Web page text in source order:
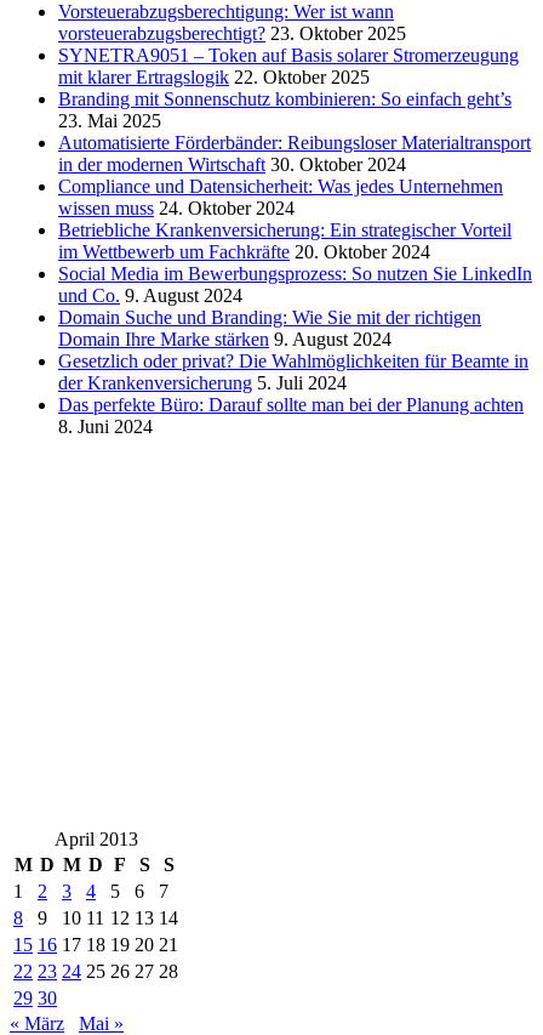
Vorsteuerabzugsberechtigung: Wer ist wann
vorsteuerabzugsberechtigt? 23. Oktober 2025
SYNETRA9051 – Token auf Basis solarer Stromerzeugung
mit klarer Ertragslogik 22. Oktober 2025
Branding mit Sonnenschutz kombinieren: So einfach geht’s
23. Mai 2025
Automatisierte Förderbänder: Reibungsloser Materialtransport
in der modernen Wirtschaft 30. Oktober 2024
Compliance und Datensicherheit: Was jedes Unternehmen
wissen muss 24. Oktober 2024
Betriebliche Krankenversicherung: Ein strategischer Vorteil
im Wettbewerb um Fachkräfte 20. Oktober 2024
Social Media im Bewerbungsprozess: So nutzen Sie LinkedIn
und Co. 9. August 2024
Domain Suche und Branding: Wie Sie mit der richtigen
Domain Ihre Marke stärken 9. August 2024
Gesetzlich oder privat? Die Wahlmöglichkeiten für Beamte in
der Krankenversicherung 5. Juli 2024
Das perfekte Büro: Darauf sollte man bei der Planung achten
8. Juni 2024
April 2013
M D M D F S
S
1
2 3 4 5 6
7
8
9 10 11 12 13 14
15 16 17 18 19 20 21
22 23 24 25 26 27 28
29 30
« März
Mai »